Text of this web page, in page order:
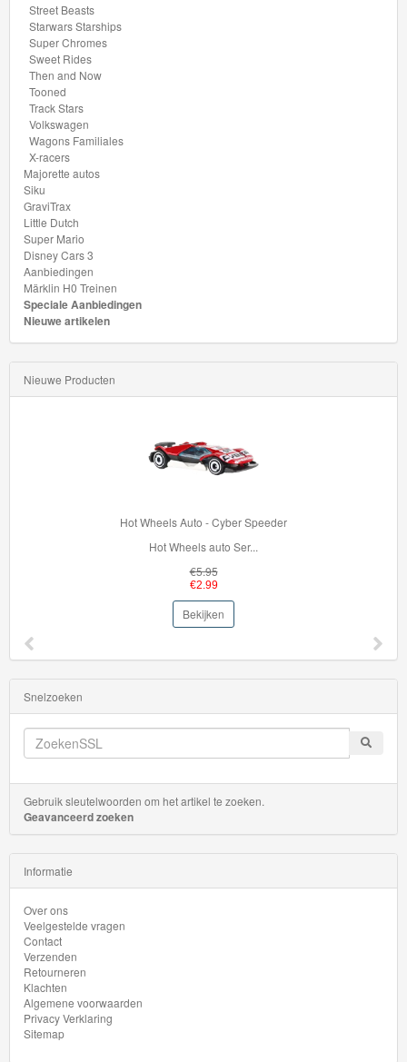
HW
EV
HW
Exotics
HW
J-
Imports
HW
Fan
Driven
HW
Fast
Gasser
HW
Getaways
HW
Glow
Racers
HW
Green
Speed
HW
Hatchbacks
HW
Haulers
Street Beasts
Starwars Starships
Super Chromes
Sweet Rides
Then and Now
Tooned
Track Stars
Volkswagen
Wagons Familiales
X-racers
Majorette autos
Siku
GraviTrax
Little Dutch
Super Mario
Disney Cars 3
Aanbiedingen
Märklin H0 Treinen
Speciale Aanbiedingen
Nieuwe artikelen
Nieuwe Producten
Hot Wheels Auto - Cyber Speeder
Hot Wheels auto Ser...
€5.95
€2.99
Bekijken
Snelzoeken
Gebruik sleutelwoorden om het artikel te zoeken.
Geavanceerd zoeken
Informatie
Over ons
Veelgestelde vragen
Contact
Verzenden
Retourneren
Klachten
Algemene voorwaarden
Privacy Verklaring
Sitemap